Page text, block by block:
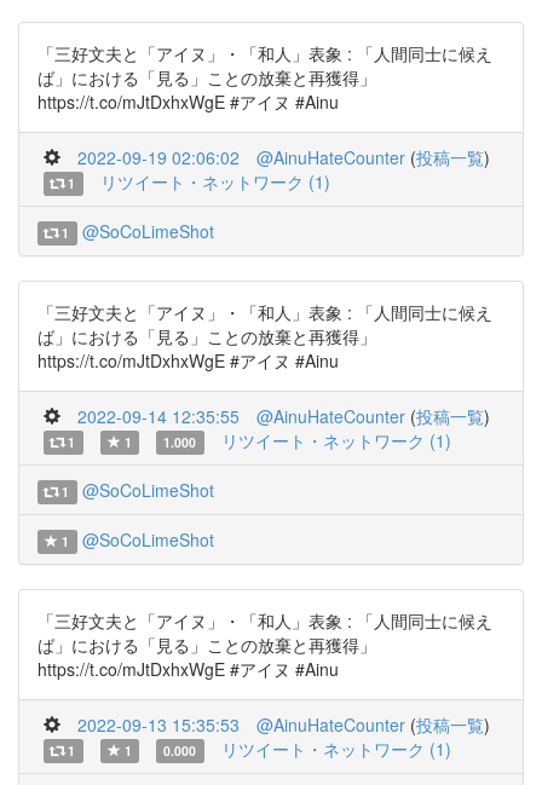
「三好文夫と「アイヌ」・「和人」表象 : 「人間同士に候え
ば」における「見る」ことの放棄と再獲得」
https://t.co/mJtDxhxWgE #アイヌ #Ainu
2022-09-19 02:06:02 @AinuHateCounter (投稿一覧)
1 リツイート・ネットワーク (1)
1 @SoCoLimeShot
「三好文夫と「アイヌ」・「和人」表象 : 「人間同士に候え
ば」における「見る」ことの放棄と再獲得」
https://t.co/mJtDxhxWgE #アイヌ #Ainu
2022-09-14 12:35:55 @AinuHateCounter (投稿一覧)
1 1 1.000 リツイート・ネットワーク (1)
1 @SoCoLimeShot
1 @SoCoLimeShot
「三好文夫と「アイヌ」・「和人」表象 : 「人間同士に候え
ば」における「見る」ことの放棄と再獲得」
https://t.co/mJtDxhxWgE #アイヌ #Ainu
2022-09-13 15:35:53 @AinuHateCounter (投稿一覧)
1 1 0.000 リツイート・ネットワーク (1)